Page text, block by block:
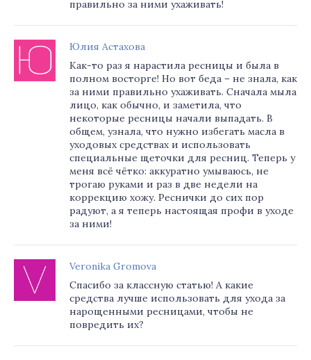
правильно за ними ухаживать!
Юлия Астахова
Как-то раз я нарастила ресницы и была в
полном восторге! Но вот беда – не знала, как
за ними правильно ухаживать. Сначала мыла
лицо, как обычно, и заметила, что
некоторые ресницы начали выпадать. В
общем, узнала, что нужно избегать масла в
уходовых средствах и использовать
специальные щеточки для ресниц. Теперь у
меня всё чётко: аккуратно умываюсь, не
трогаю руками и раз в две недели на
коррекцию хожу. Реснички до сих пор
радуют, а я теперь настоящая профи в уходе
за ними!
Veronika Gromova
Спасибо за классную статью! А какие
средства лучше использовать для ухода за
нарощенными ресницами, чтобы не
повредить их?